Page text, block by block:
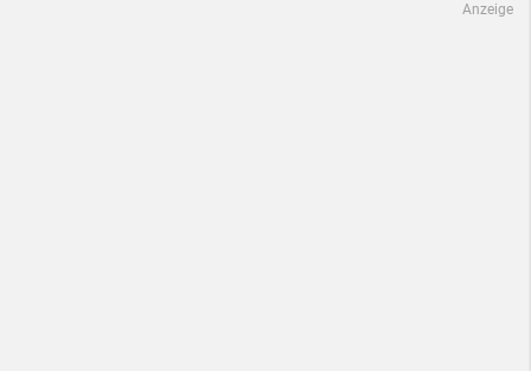
Anzeige